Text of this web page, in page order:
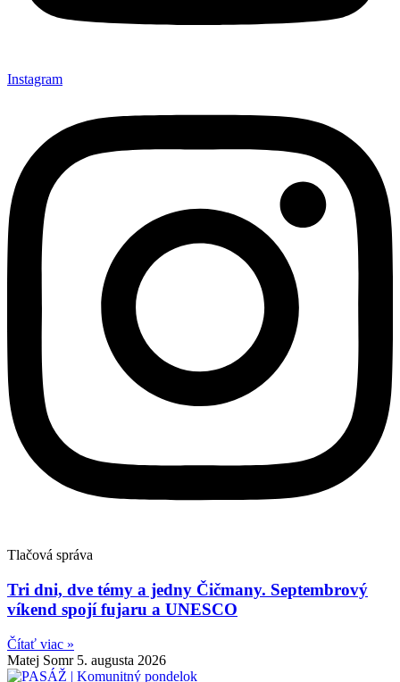
Instagram
Tlačová správa
Tri dni, dve témy a jedny Čičmany. Septembrový
víkend spojí fujaru a UNESCO
Čítať viac »
Matej Somr 5. augusta 2026